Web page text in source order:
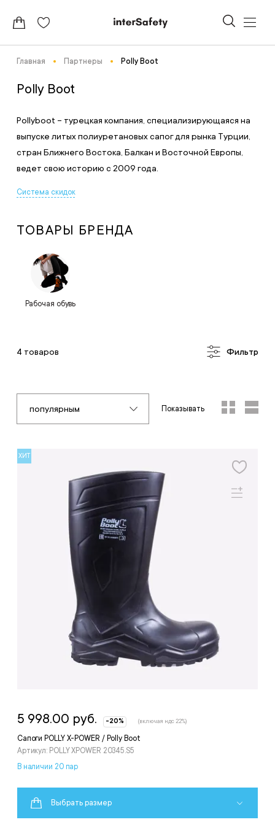
Главная Партнеры Polly Boot
Polly Boot
Pollyboot – турецкая компания, специализирующаяся на
выпуске литых полиуретановых сапог для рынка Турции,
стран Ближнего Востока, Балкан и Восточной Европы,
ведет свою историю с 2009 года.
Система скидок
ТОВАРЫ БРЕНДА
Рабочая обувь
4 товаров Фильтр
популярным Показывать
ХИТ
Сапоги POLLY X-POWER / Polly Boot
Артикул: POLLY XPOWER 20345.S5
5 998.00 руб. -20% (включая ндс 22%)
В наличии 20 пар
Выбрать размер